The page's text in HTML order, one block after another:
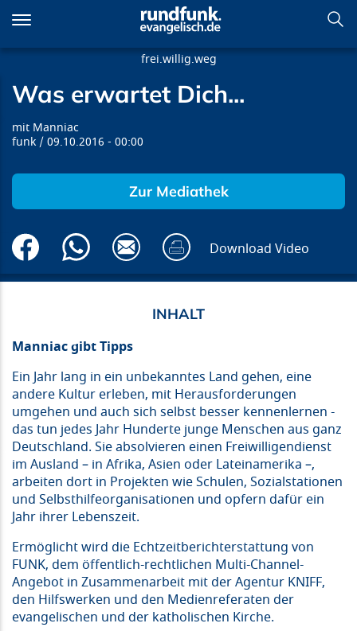
zum
Inhalt
Was erwartet Dich...
frei.willig.weg
Was erwartet Dich...
Manniac
funk
09.10.2016 00:00
Zur Mediathek
Download Video
Manniac gibt Tipps
Ein Jahr lang in ein unbekanntes Land gehen, eine
andere Kultur erleben, mit Herausforderungen
umgehen und auch sich selbst besser kennenlernen -
das tun jedes Jahr Hunderte junge Menschen aus ganz
Deutschland. Sie absolvieren einen Freiwilligendienst
im Ausland – in Afrika, Asien oder Lateinamerika –,
arbeiten dort in Projekten wie Schulen, Sozialstationen
und Selbsthilfeorganisationen und opfern dafür ein
Jahr ihrer Lebenszeit.
Ermöglicht wird die Echtzeitberichterstattung von
FUNK, dem öffentlich-rechtlichen Multi-Channel-
Angebot in Zusammenarbeit mit der Agentur KNIFF,
den Hilfswerken und den Medienreferaten der
evangelischen und der katholischen Kirche.